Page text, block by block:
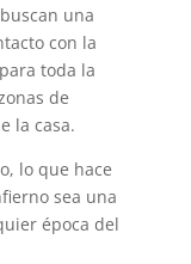
una
con la
toda la
de
la casa.
lo que hace
sea una
época del